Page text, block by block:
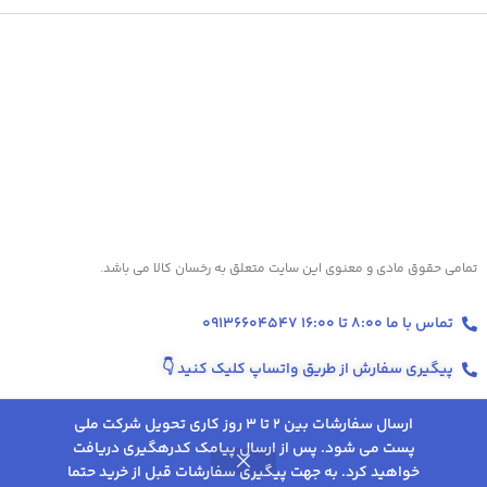
ارسال سفارشات بین 2 تا 3 روز کاری تحویل شرکت ملی
پست می شود. پس از ارسال پیامک کدرهگیری دریافت
خواهید کرد. به جهت پیگیری سفارشات قبل از خرید حتما
تمامی حقوق مادی و معنوی این سایت متعلق به رخسان کالا می باشد.
تماس با ما 8:00 تا 16:00 09136604547
پیگیری سفارش از طریق واتساپ کلیک کنید👇
100
درصد
عربیکا 2,294,000تومان
درصد
عربیکا :
100%
0